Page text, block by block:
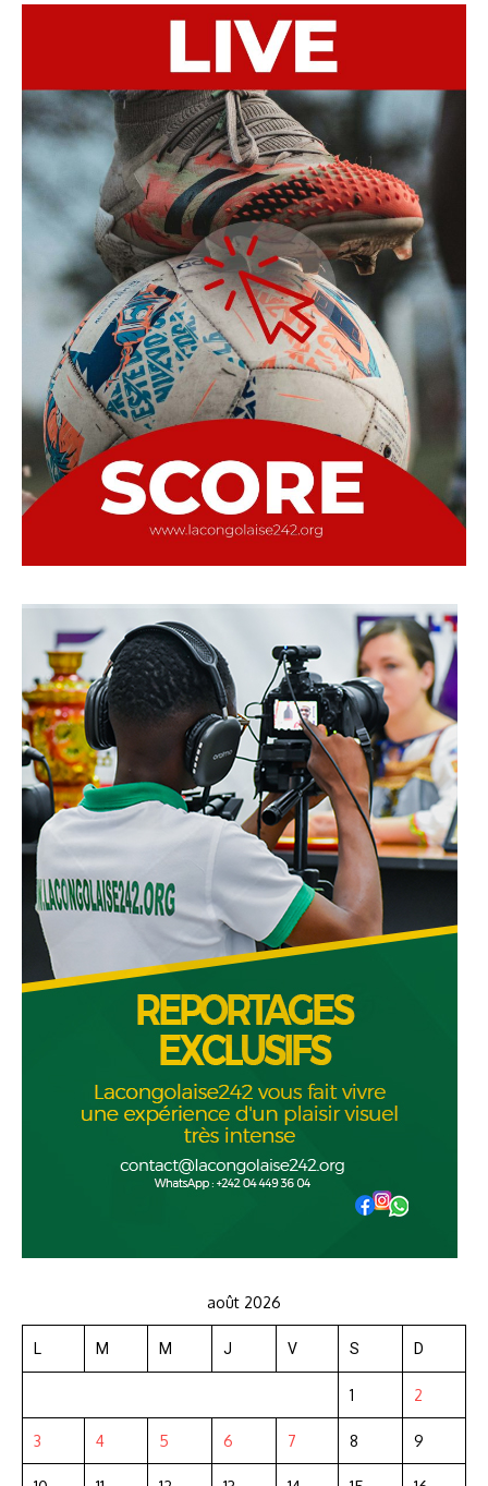
août 2026
L M M J V S D
1 2
3 4 5 6 7 8 9